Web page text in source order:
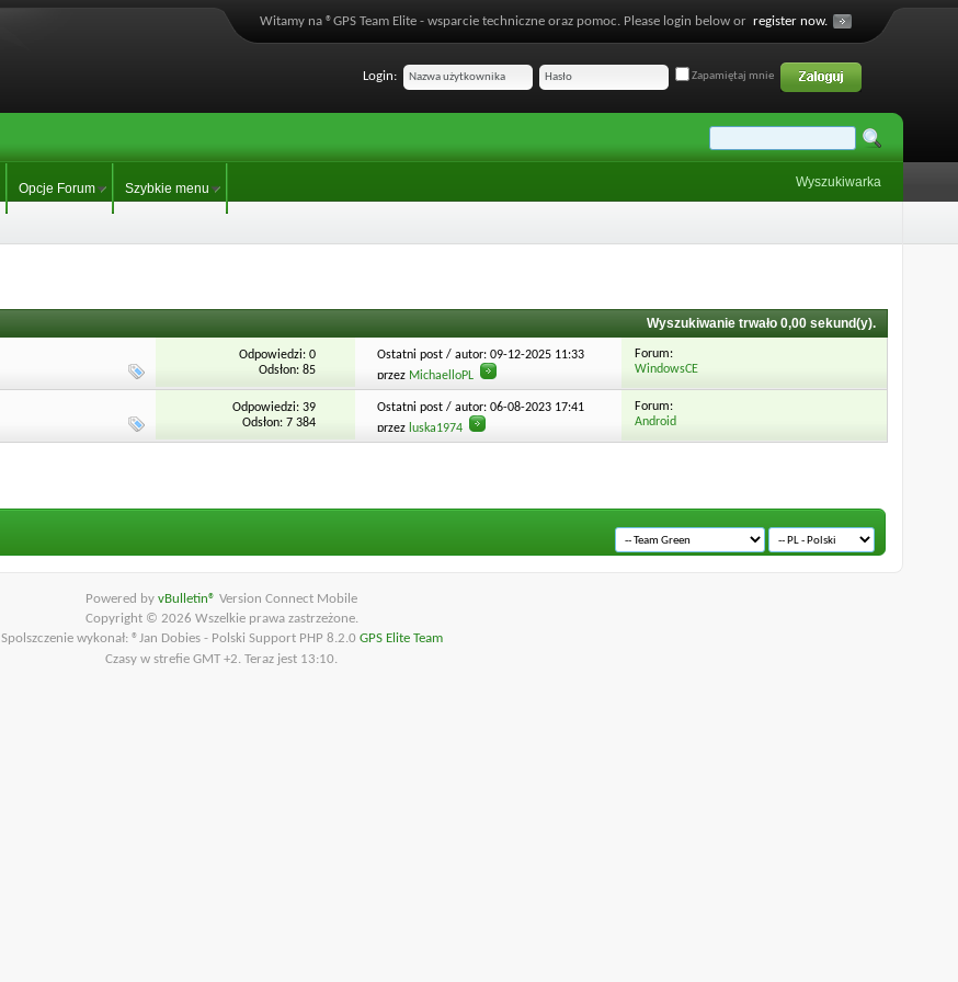
Witamy na ®GPS Team Elite - wsparcie techniczne oraz pomoc. Please login below or register now.
Login: Zapamiętaj mnie
Opcje Forum Szybkie menu Wyszukiwarka
Wyszukiwanie trwało 0,00 sekund(y).
Odpowiedzi: 0
Odsłon: 85
Ostatni post / autor: 09-12-2025 11:33
przez MichaelloPL
Forum:
WindowsCE
Odpowiedzi: 39
Odsłon: 7 384
Ostatni post / autor: 06-08-2023 17:41
przezluska1974
Forum:
Android
Powered by vBulletin® Version Connect Mobile
Copyright © 2026 Wszelkie prawa zastrzeżone.
Spolszczenie wykonał: ®Jan Dobies - Polski Support PHP 8.2.0 GPS Elite Team
Czasy w strefie GMT +2. Teraz jest 13:10.